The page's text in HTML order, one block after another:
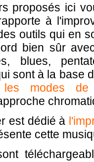
proposés ici
à
outils qui en
bien sûr
blues,
sont à la base
les modes
est dédié à
cette